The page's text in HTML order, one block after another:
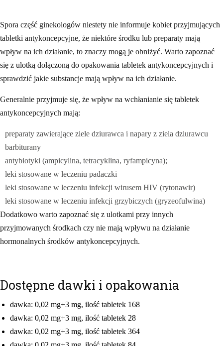
Spora część ginekologów niestety nie informuje kobiet przyjmujących
tabletki antykoncepcyjne, że niektóre środku lub preparaty mają
wpływ na ich działanie, to znaczy mogą je obniżyć. Warto zapoznać
się z ulotką dołączoną do opakowania tabletek antykoncepcyjnych i
sprawdzić jakie substancje mają wpływ na ich działanie.
Generalnie przyjmuje się, że wpływ na wchłanianie się tabletek
antykoncepcyjnych mają:
preparaty zawierające ziele dziurawca i napary z ziela dziurawcu
barbiturany
antybiotyki (ampicylina, tetracyklina, ryfampicyna);
leki stosowane w leczeniu padaczki
leki stosowane w leczeniu infekcji wirusem HIV (rytonawir)
leki stosowane w leczeniu infekcji grzybiczych (gryzeofulwina)
Dodatkowo warto zapoznać się z ulotkami przy innych
przyjmowanych środkach czy nie mają wpływu na działanie
hormonalnych środków antykoncepcyjnych.
Dostępne dawki i opakowania
dawka: 0,02 mg+3 mg, ilość tabletek 168
dawka: 0,02 mg+3 mg, ilość tabletek 28
dawka: 0,02 mg+3 mg, ilość tabletek 364